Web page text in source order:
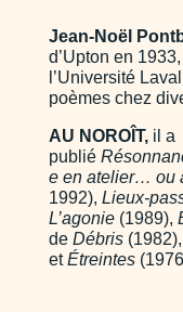
Jean-Noël
d’Upton en
l’Université
poèmes chez
AU NOROÎT,il a
publié
e en atelier… ou
1992), Lieux-
L’agonie (1989),
de Débris (1982),
etÉtreintes